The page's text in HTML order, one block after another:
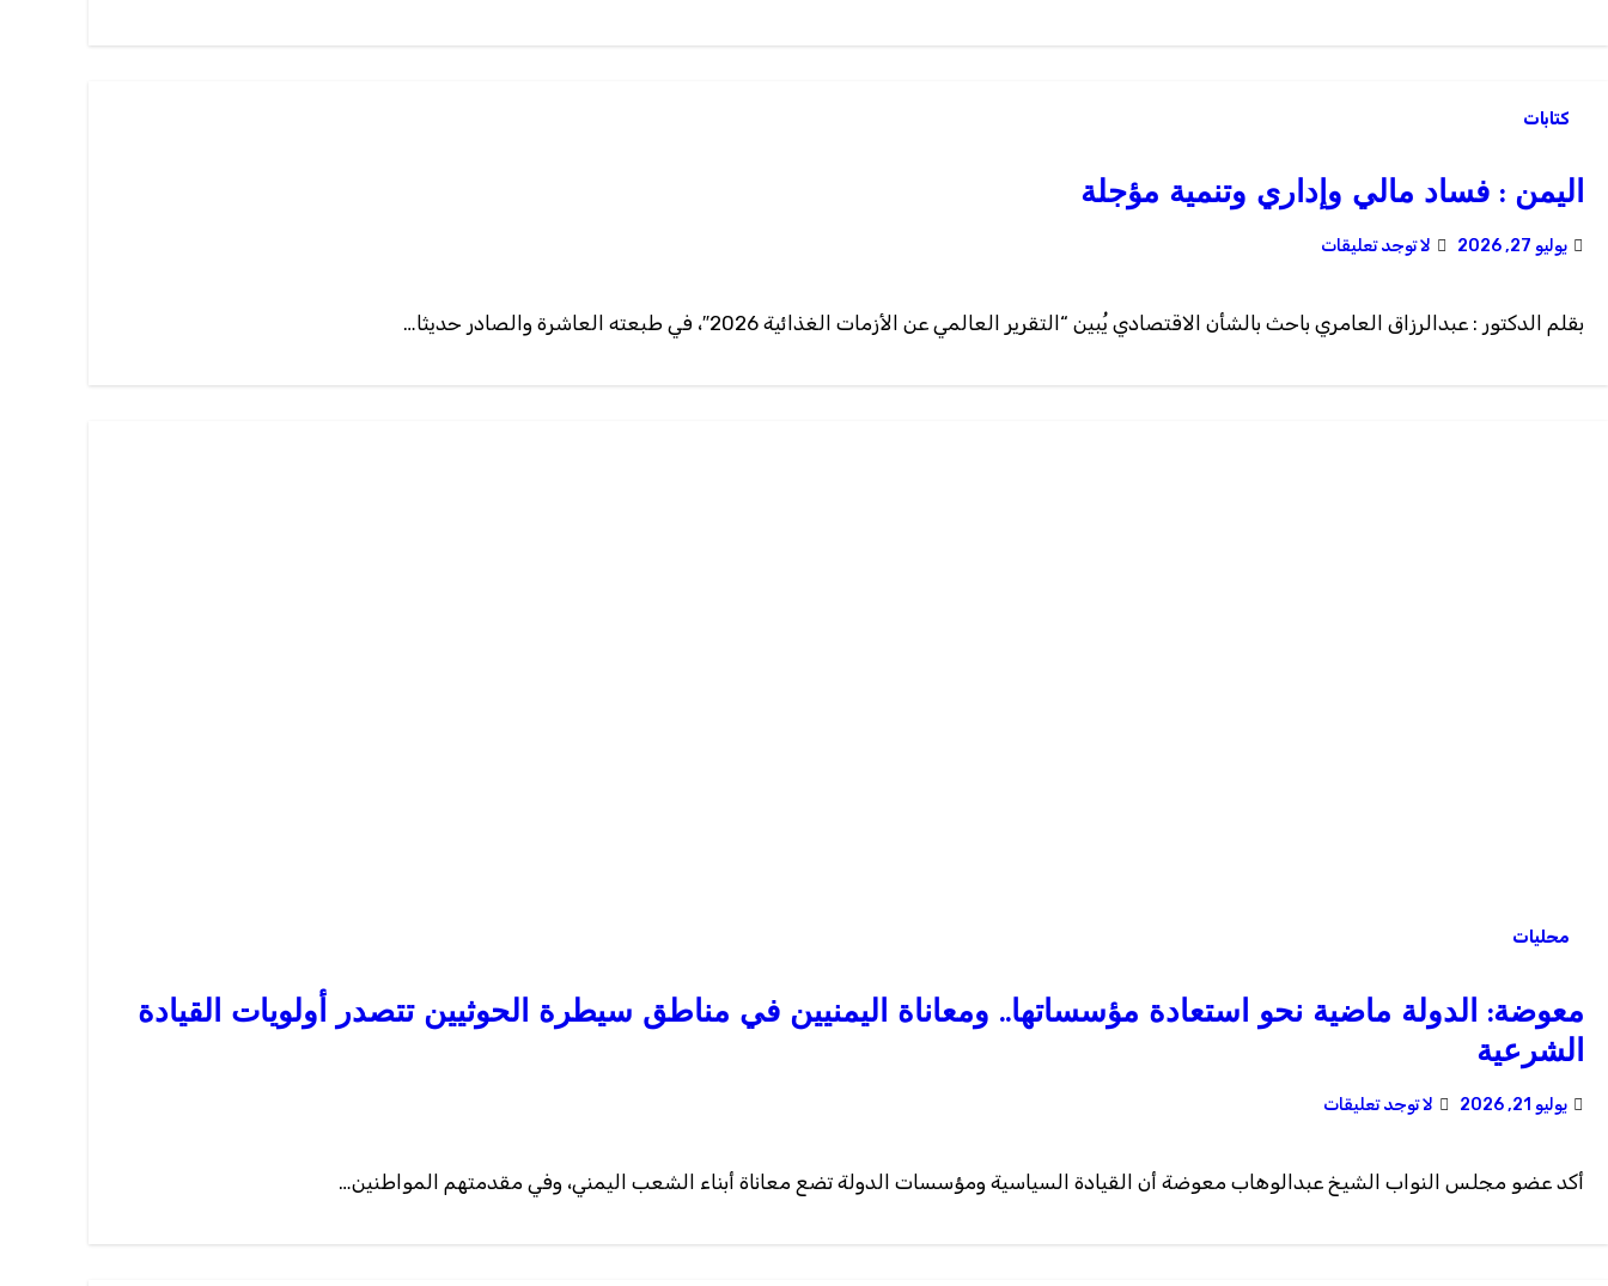
كتابات
اليمن : فساد مالي وإداري وتنمية مؤجلة
يوليو 27, 2026 لا توجد تعليقات
بقلم الدكتور : عبدالرزاق العامري باحث بالشأن الاقتصادي يُبين “التقرير العالمي عن الأزمات الغذائية 2026″، في طبعته العاشرة والصادر حديثا…
محليات
معوضة: الدولة ماضية نحو استعادة مؤسساتها.. ومعاناة اليمنيين في مناطق سيطرة الحوثيين تتصدر أولويات القيادة
الشرعية
يوليو 21, 2026 لا توجد تعليقات
أكد عضو مجلس النواب الشيخ عبدالوهاب معوضة أن القيادة السياسية ومؤسسات الدولة تضع معاناة أبناء الشعب اليمني، وفي مقدمتهم المواطنين…